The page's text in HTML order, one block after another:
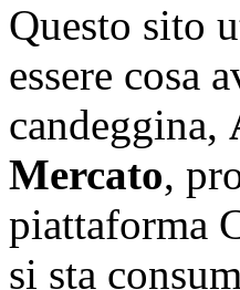
Questo sito
essere cosa
candeggina,
Mercato,
piattaforma
si sta